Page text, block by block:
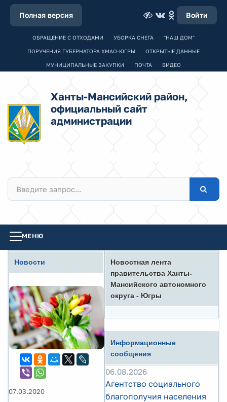
Полная версия Войти
ОБРАЩЕНИЕ С ОТХОДАМИ УБОРКА СНЕГА "НАШ ДОМ"
ПОРУЧЕНИЯ ГУБЕРНАТОРА ХМАО-ЮГРЫ ОТКРЫТЫЕ ДАННЫЕ
МУНИЦИПАЛЬНЫЕ ЗАКУПКИ ПОЧТА ВИДЕО
Ханты-Мансийский район,
официальный сайт
администрации
МЕНЮ
Новости
07.03.2020
Новостная лента
правительства Ханты-
Мансийского автономного
округа - Югры
Информационные
сообщения
06.08.2026
Агентство социального
благополучия населения